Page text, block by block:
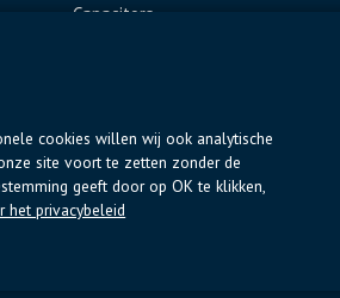
Capacitors
cookies willen wij ook analytische
site voort te zetten zonder de
geeft door op OK te klikken,
het privacybeleid